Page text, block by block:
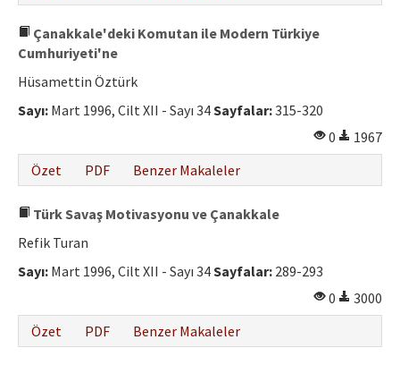
Çanakkale'deki Komutan ile Modern Türkiye
Cumhuriyeti'ne
Hüsamettin Öztürk
Sayı: Mart 1996, Cilt XII - Sayı 34Sayfalar:315-320
0
1967
Özet
PDF Benzer Makaleler
Türk Savaş Motivasyonu ve Çanakkale
Refik Turan
Sayı: Mart 1996, Cilt XII - Sayı 34Sayfalar: 289-293
0
3000
Özet
PDF Benzer Makaleler